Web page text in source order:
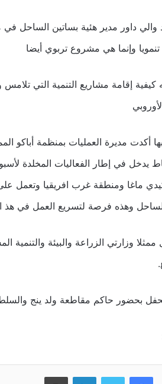
والي داور مدير هئية بساتين الساحل في
وإنما هي مشروع تربوي أيضا
كيفية إقامة مشاريع التنمية التي
أكدت مديرة العمليات بمنظمة
يدخل في إطار الفعاليات المخلدة
وهذه فرصة لتسريع العمل في
وزارتي الزراعة والبيئة والتنمية
بحضور حاكم مقاطعة ولد ينج
فيسبوك تويتر لينكدإن طباعة